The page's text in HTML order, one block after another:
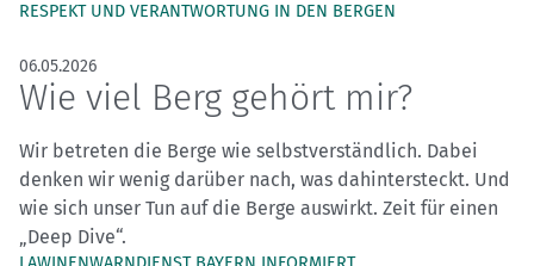
RESPEKT UND VERANTWORTUNG IN DEN BERGEN
06.05.2026
Wie viel Berg gehört mir?
Wir betreten die Berge wie selbstverständlich. Dabei
denken wir wenig darüber nach, was dahintersteckt. Und
wie sich unser Tun auf die Berge auswirkt. Zeit für einen
„Deep Dive“.